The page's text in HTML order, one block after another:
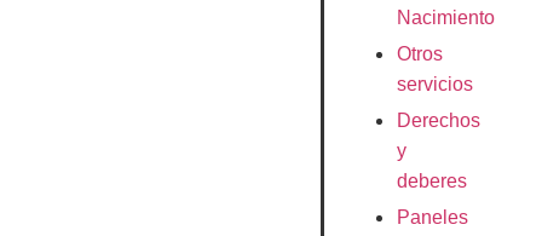
Nacimiento
Otros
servicios
Derechos
y
deberes
Paneles